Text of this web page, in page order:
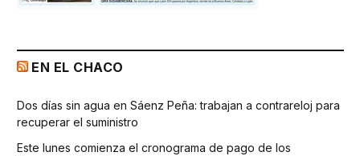
EN EL CHACO
Dos días sin agua en Sáenz Peña: trabajan a contrareloj para
recuperar el suministro
Este lunes comienza el cronograma de pago de los